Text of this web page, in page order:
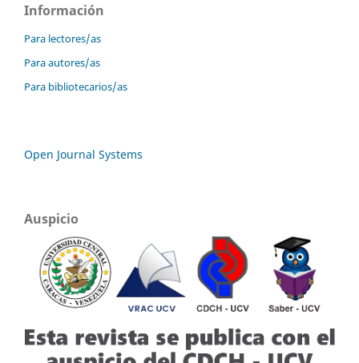
Información
Para lectores/as
Para autores/as
Para bibliotecarios/as
Open Journal Systems
Auspicio